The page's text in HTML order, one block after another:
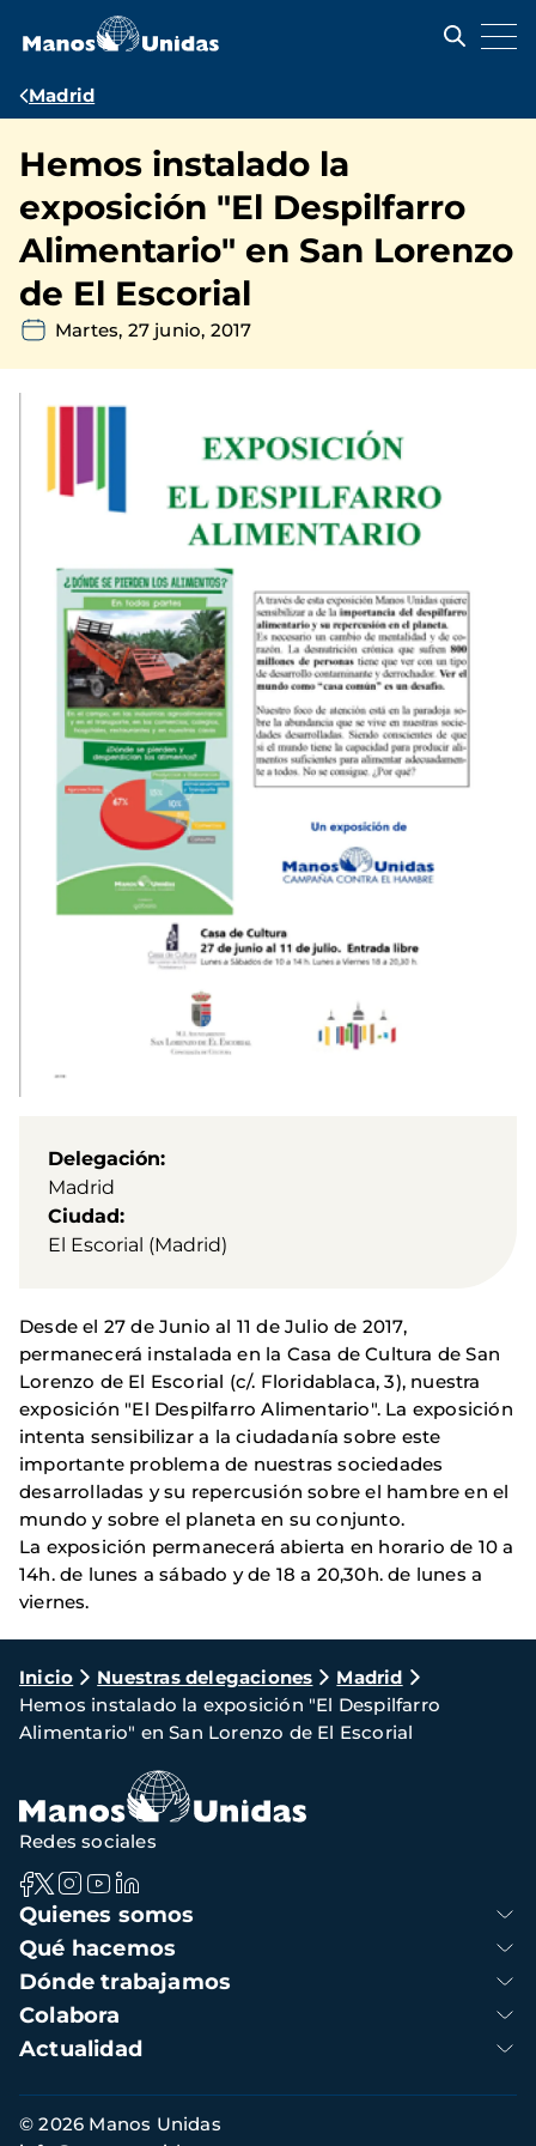
contenido
Ruta
navegación
Madrid
Hemos instalado la
exposición "El Despilfarro
Alimentario" en San Lorenzo
de El Escorial
Martes, 27 junio, 2017
Delegación
Madrid
Ciudad
El Escorial (Madrid)
Desde el 27 de Junio al 11 de Julio de 2017,
permanecerá instalada en la Casa de Cultura de San
Lorenzo de El Escorial (c/. Floridablaca, 3), nuestra
exposición "El Despilfarro Alimentario". La exposición
intenta sensibilizar a la ciudadanía sobre este
importante problema de nuestras sociedades
desarrolladas y su repercusión sobre el hambre en el
mundo y sobre el planeta en su conjunto.
La exposición permanecerá abierta en horario de 10 a
14h. de lunes a sábado y de 18 a 20,30h. de lunes a
viernes.
Ruta
de
navegación
Inicio Nuestras delegaciones
Madrid
Hemos instalado la exposición "El Despilfarro
Alimentario" en San Lorenzo de El Escorial
Navegación
principal
Quienes somos
Qué hacemos
Dónde trabajamos
Colabora
Actualidad
Redes sociales
Información
© 2026 Manos Unidas